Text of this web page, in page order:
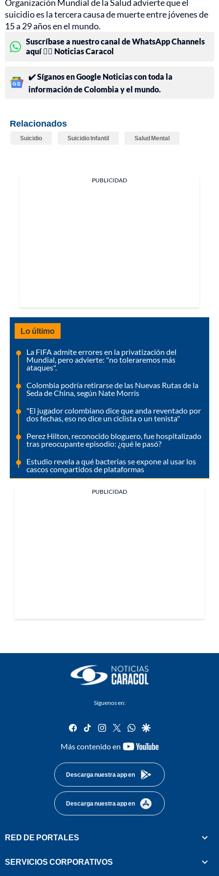
Organización Mundial de la Salud advierte que el
suicidio es la tercera causa de muerte entre jóvenes de
15 a 29 años en el mundo.
Suscríbase a nuestro canal de WhatsApp Channels
aquí 👉🏻 Noticias Caracol
✔️ Síganos en Google Noticias con toda la
información de Colombia y el mundo.
Relacionados
Suicidio Suicidio Infantil Salud Mental
PUBLICIDAD
Lo último
La FIFA admite errores en la privatización del
Mundial, pero advierte: "no toleraremos más
ataques".
Colombia podría retirarse de las Nuevas Rutas de la
Seda de China, según Nate Morris
"El jugador colombiano dice que anda reventado por
dos fechas, eso no dice un ciclista o un tenista"
Perez Hilton, reconocido bloguero, fue hospitalizado
tras preocupante episodio: ¿qué le pasó?
Estudio revela a qué bacterias se expone al usar los
cascos compartidos de plataformas
PUBLICIDAD
Síguenos en:
facebook
tiktok instagram
twitterwhatsapp
google
Más contenido en
youtube-
Descarga nuestra app en
Descarga nuestra app en
RED DE PORTALES
SERVICIOS CORPORATIVOS